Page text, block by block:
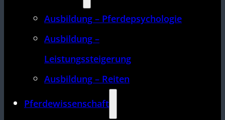
Ausbildung – Pferdepsychologie
Ausbildung –
Leistungssteigerung
Ausbildung – Reiten
Pferdewissenschaft